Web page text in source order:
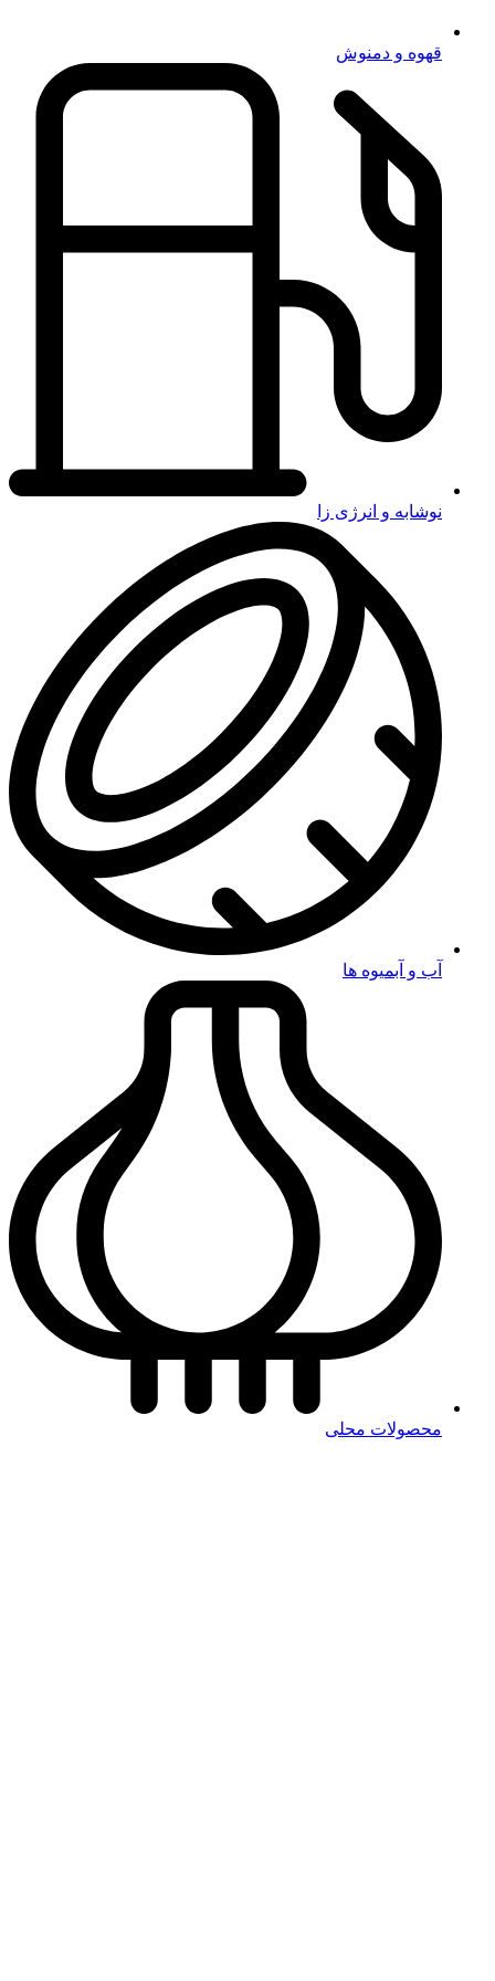
قهوه و دمنوش
نوشابه و انرژی زا
آب و آبمیوه ها
محصولات محلی